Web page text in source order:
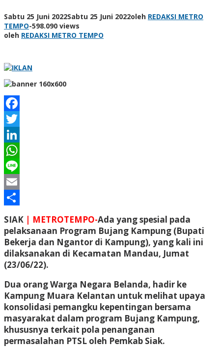
Sabtu 25 Juni 2022Sabtu 25 Juni 2022oleh REDAKSI METRO
TEMPO-598.090 views
oleh REDAKSI METRO TEMPO
Facebook
Twitter
LinkedIn
WhatsApp
Line
Email
Share
SIAK | METROTEMPO-Ada yang spesial pada
pelaksanaan Program Bujang Kampung (Bupati
Bekerja dan Ngantor di Kampung), yang kali ini
dilaksanakan di Kecamatan Mandau, Jumat
(23/06/22).
Dua orang Warga Negara Belanda, hadir ke
Kampung Muara Kelantan untuk melihat upaya
konsolidasi pemangku kepentingan bersama
masyarakat dalam program Bujang Kampung,
khususnya terkait pola penanganan
permasalahan PTSL oleh Pemkab Siak.